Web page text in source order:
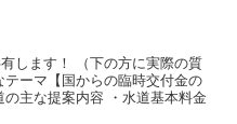
します！ （下の方に実際の質
ーマ【国からの臨時交付金の
主な提案内容 ・水道基本料金